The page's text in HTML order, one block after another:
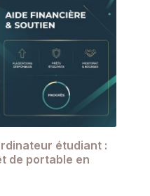
étudiant :
de portable en